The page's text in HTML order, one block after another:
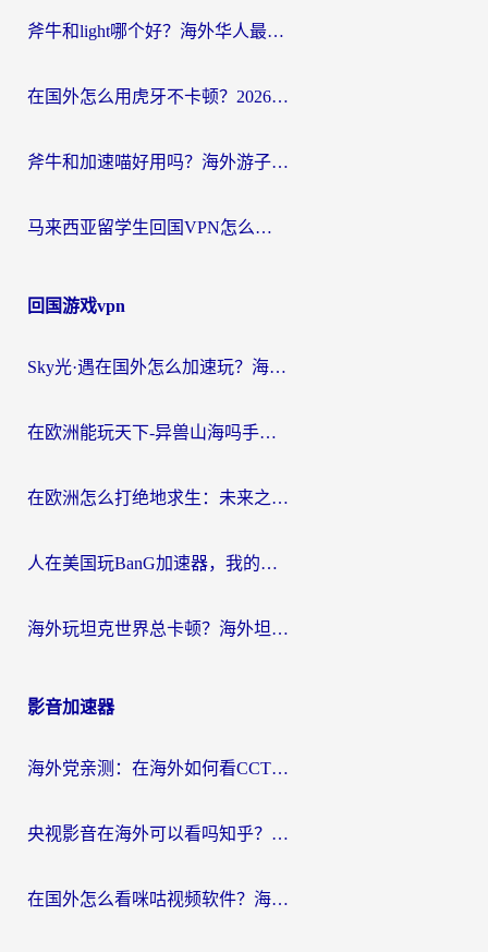
斧牛和light哪个好？海外华人最关心的回国加速器选择难题，一篇讲透
在国外怎么用虎牙不卡顿？2026海外华人亲测有效的回国加速器选择指南
斧牛和加速喵好用吗？海外游子的真实选择困境
马来西亚留学生回国VPN怎么选？3个避坑点+1款实测好用的加速器推荐
回国游戏vpn
Sky光·遇在国外怎么加速玩？海外党亲测有效的国服游戏加速指南
在欧洲能玩天下-异兽山海吗手游？海外玩家的加速器生存指南
在欧洲怎么打绝地求生：未来之役不卡？留学生亲测的加速器避坑指南
人在美国玩BanG加速器，我的延迟终于绿了
海外玩坦克世界总卡顿？海外坦克世界加速器有哪些？实测好用的选择在这里
影音加速器
海外党亲测：在海外如何看CCTV？告别“仅限大陆播放”的实用指南
央视影音在海外可以看吗知乎？留学生亲测：3步解决地域限制+追剧自由
在国外怎么看咪咕视频软件？海外党亲测有效的回国加速方案